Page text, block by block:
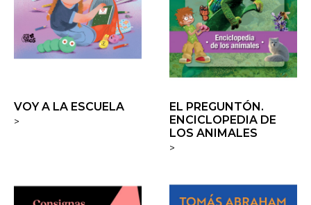
VOY A LA ESCUELA
>
EL PREGUNTÓN.
ENCICLOPEDIA DE
LOS ANIMALES
>